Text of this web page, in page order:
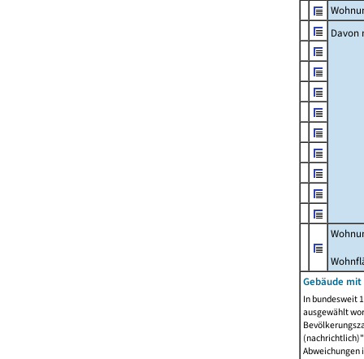
Davon
Gebäude
In bundesweit
ausgewählt
Abweichungen